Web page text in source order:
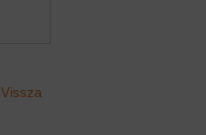
Vissza